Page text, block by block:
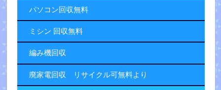
パソコン回収無料
ミシン 回収無料
編み機回収
廃家電回収 リサイクル可無料より